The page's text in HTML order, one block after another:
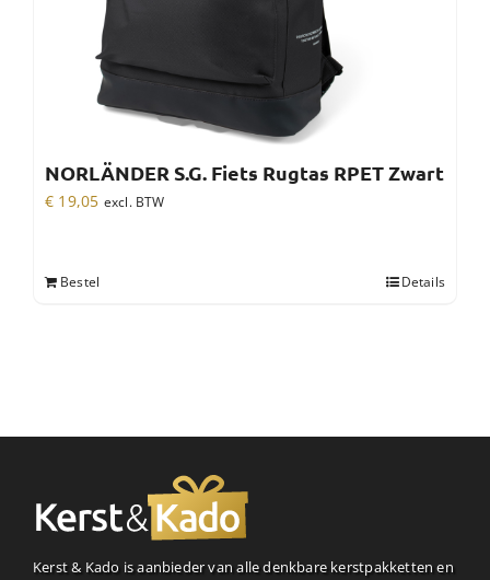
NORLÄNDER S.G. Fiets Rugtas RPET Zwart
€ 19,05 excl. BTW
Bestel Details
Kerst & Kado is aanbieder van alle denkbare kerstpakketten en